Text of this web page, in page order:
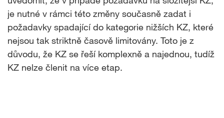
je nutné v rámci této změny současně zadat i
požadavky spadající do kategorie nižších KZ, které
nejsou tak striktně časově limitovány. Toto je z
důvodu, že KZ se řeší komplexně a najednou, tudíž
KZ nelze členit na více etap.